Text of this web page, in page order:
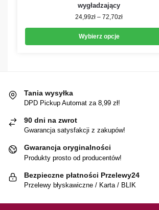
wygładzający
24,99zł – 72,70zł
Wybierz opcje
Tania wysyłka
DPD Pickup Automat za 8,99 zł!
90 dni na zwrot
Gwarancja satysfakcji z zakupów!
Gwarancja oryginalności
Produkty prosto od producentów!
Bezpieczne płatności Przelewy24
Przelewy błyskawiczne / Karta / BLIK